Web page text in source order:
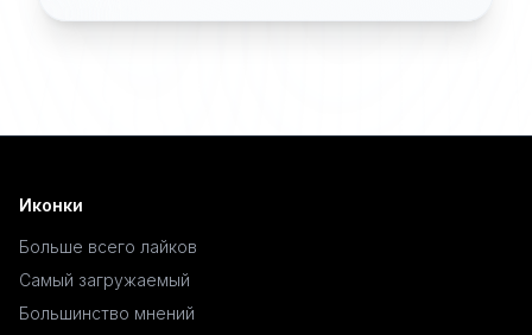
Иконки
Больше всего лайков
Самый загружаемый
Большинство мнений